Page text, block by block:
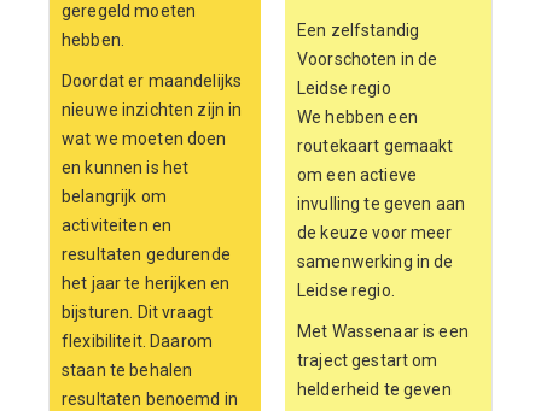
geregeld moeten
hebben.
Doordat er maandelijks
nieuwe inzichten zijn in
wat we moeten doen
en kunnen is het
belangrijk om
activiteiten en
resultaten gedurende
het jaar te herijken en
bijsturen. Dit vraagt
flexibiliteit. Daarom
staan te behalen
resultaten benoemd in
Een zelfstandig
Voorschoten in de
Leidse regio
We hebben een
routekaart gemaakt
om een actieve
invulling te geven aan
de keuze voor meer
samenwerking in de
Leidse regio.
Met Wassenaar is een
traject gestart om
helderheid te geven